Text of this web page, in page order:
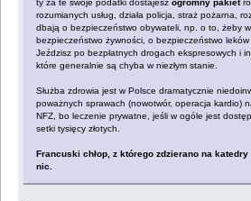
ty za te swoje podatki dostajeszogromny pakiet
rozumianych usług, działa policja, straż pożarna,
dbają o bezpieczeństwo obywateli, np. o to, żeby
bezpieczeństwo żywności, o bezpieczeństwo leków
Jeździsz po bezpłatnych drogach ekspresowych i
które generalnie są chyba w niezłym stanie.
Służba zdrowia jest w Polsce dramatycznie
poważnych sprawach (nowotwór, operacja kardio)
NFZ, bo leczenie prywatne, jeśli w ogóle jest
setki tysięcy złotych.
Francuski chłop, z którego zdzierano na katedry
nic.